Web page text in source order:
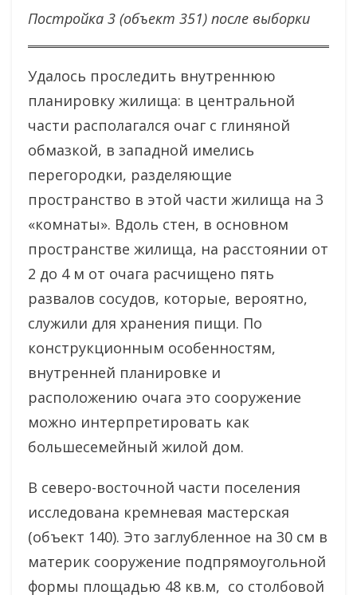
Постройка 3 (объект 351) после выборки
Удалось проследить внутреннюю
планировку жилища: в центральной
части располагался очаг с глиняной
обмазкой, в западной имелись
перегородки, разделяющие
пространство в этой части жилища на 3
«комнаты». Вдоль стен, в основном
пространстве жилища, на расстоянии от
2 до 4 м от очага расчищено пять
развалов сосудов, которые, вероятно,
служили для хранения пищи. По
конструкционным особенностям,
внутренней планировке и
расположению очага это сооружение
можно интерпретировать как
большесемейный жилой дом.
В северо-восточной части поселения
исследована кремневая мастерская
(объект 140). Это заглубленное на 30 см в
материк сооружение подпрямоугольной
формы площадью 48 кв.м, со столбовой